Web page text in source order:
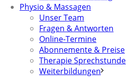
Physio & Massagen
Unser Team
Fragen & Antworten
Online-Termine
Abonnemente & Preise
Therapie Sprechstunde
Weiterbildungen